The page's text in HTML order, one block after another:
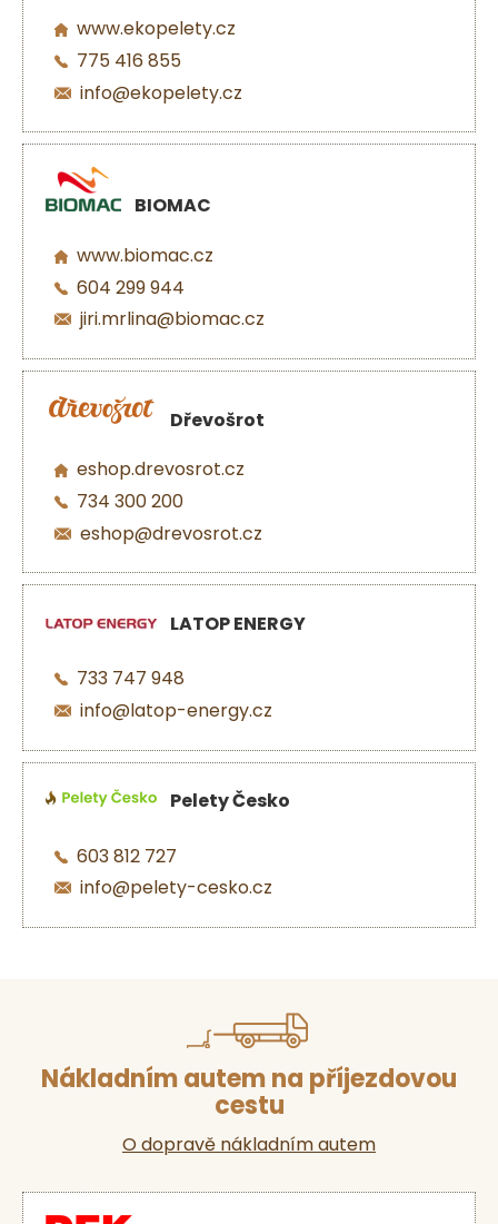
www.ekopelety.cz
775 416 855
info@ekopelety.cz
BIOMAC
www.biomac.cz
604 299 944
jiri.mrlina@biomac.cz
Dřevošrot
eshop.drevosrot.cz
734 300 200
eshop@drevosrot.cz
LATOP ENERGY
733 747 948
info@latop-energy.cz
Pelety Česko
603 812 727
info@pelety-cesko.cz
Nákladním autem na příjezdovou
cestu
O dopravě nákladním autem